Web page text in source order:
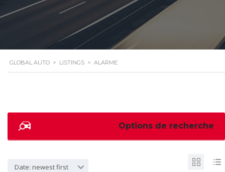
GLOBAL AUTO > LISTINGS > ALARME
Options de recherche
Date: newest first